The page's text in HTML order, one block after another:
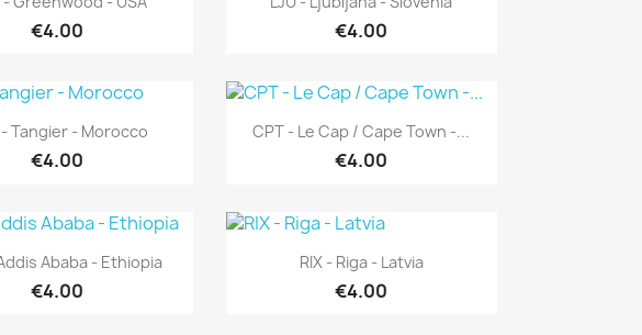
€4.00 €4.00
Quick view
- Tangier - Morocco
€4.00
Quick view
CPT - Le Cap / Cape Town -...
€4.00
Quick view
Ababa - Ethiopia
€4.00
 Quick view
RIX - Riga - Latvia
€4.00